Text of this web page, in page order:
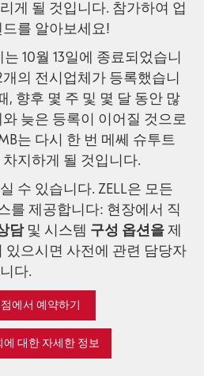
게 될 것입니다. 참가하여 업
를 알아보세요!
10월 13일에 종료되었습니
의 전시업체가 등록했습니
, 향후 몇 주 및 몇 달 동안 많
늦은 등록이 이어질 것으로
는 다시 한 번 메쎄 슈투트
지하게 될 것입니다.
수 있습니다. ZELL은 모든
를 제공합니다: 현장에서 직
담및 시스템 구성 옵션을 제
있으시면 사전에 관련 담당자
다.
에서 예약하기
에 대한 자세한 정보